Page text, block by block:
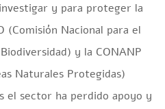
y para proteger la
(Comisión Nacional para el
y la CONANP
Naturales Protegidas)
el sector ha perdido apoyo y